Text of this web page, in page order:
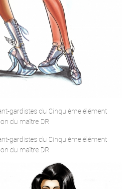
gardistes du Cinquième élément
du maître DR
gardistes du Cinquième élément
du maître DR